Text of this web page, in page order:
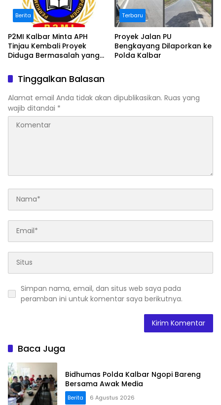
Berita
P2MI Kalbar Minta APH
Tinjau Kembali Proyek
Diduga Bermasalah yang
Terbaru
Proyek Jalan PU
Bengkayang Dilaporkan ke
Polda Kalbar
Tinggalkan Balasan
Alamat email Anda tidak akan dipublikasikan. Ruas yang
wajib ditandai *
Simpan nama, email, dan situs web saya pada
peramban ini untuk komentar saya berikutnya.
Baca Juga
Bidhumas Polda Kalbar Ngopi Bareng
Bersama Awak Media
Berita 6 Agustus 2026